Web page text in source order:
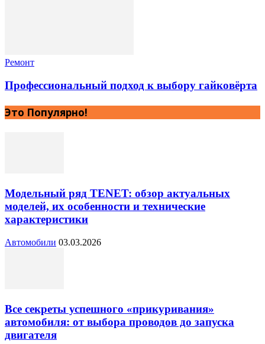
Ремонт
Профессиональный подход к выбору гайковёрта
Это Популярно!
Модельный ряд TENET: обзор актуальных
моделей, их особенности и технические
характеристики
Автомобили 03.03.2026
Все секреты успешного «прикуривания»
автомобиля: от выбора проводов до запуска
двигателя